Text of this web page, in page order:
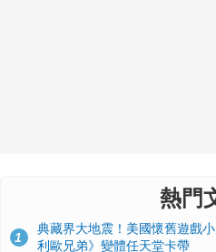
熱門
1
典藏界大地震！美國懷舊遊戲
利歐兄弟》變體任天堂卡帶